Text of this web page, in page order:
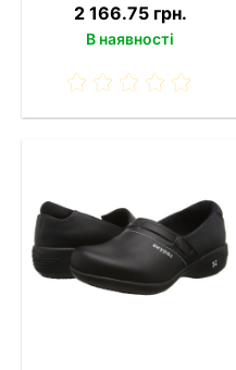
2 166.75 грн.
В наявності